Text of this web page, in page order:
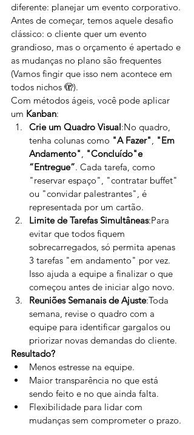
diferente: planejar um evento corporativo.
Antes de começar, temos aquele desafio
clássico: o cliente quer um evento
grandioso, mas o orçamento é apertado e
as mudanças no plano são frequentes
(Vamos fingir que isso nem acontece em
todos nichos 🫣).
Com métodos ágeis, você pode aplicar
um Kanban:
Crie um Quadro Visual:No quadro,
tenha colunas como "A Fazer", "Em
Andamento", "Concluído"e
“Entregue”. Cada tarefa, como
"reservar espaço", "contratar buffet"
ou "convidar palestrantes", é
representada por um cartão.
Limite de Tarefas Simultâneas:Para
evitar que todos fiquem
sobrecarregados, só permita apenas
3 tarefas "em andamento" por vez.
Isso ajuda a equipe a finalizar o que
começou antes de iniciar algo novo.
Reuniões Semanais de Ajuste:Toda
semana, revise o quadro com a
equipe para identificar gargalos ou
priorizar novas demandas do cliente.
Resultado?
Menos estresse na equipe.
Maior transparência no que está
sendo feito e no que ainda falta.
Flexibilidade para lidar com
mudanças sem comprometer o prazo.